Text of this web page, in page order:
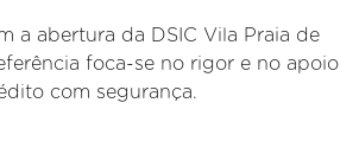
a abertura da DSIC Vila Praia de
foca-se no rigor e no apoio
com segurança.